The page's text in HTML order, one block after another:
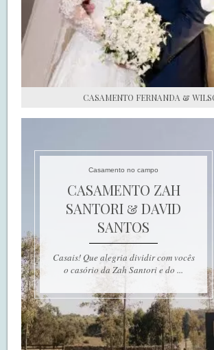
CASAMENTO FERNANDA &
Casamento no campo
CASAMENTO ZAH
SANTORI & DAVID
SANTOS
Casais! Que alegria dividir com vocês
o casório da Zah Santori e do ...